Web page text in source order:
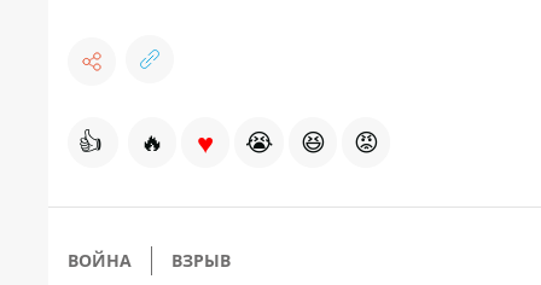
👍 🔥 ♥ 😭 😆 😡
ВОЙНА ВЗРЫВ